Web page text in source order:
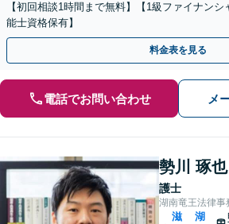
【初回相談1時間まで無料】【1級ファイナン
能士資格保有】
料金表を見る
電話でお問い合わせ メ
勢川 琢也
護士
湖南竜王法律事
滋
湖